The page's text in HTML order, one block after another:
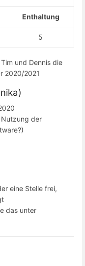
Enthaltung
5
und Dennis die
2020/2021
Nutzung der
eine Stelle frei,
das unter